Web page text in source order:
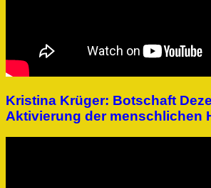
Kristina Krüger: Botschaft
Aktivierung der menschlichen